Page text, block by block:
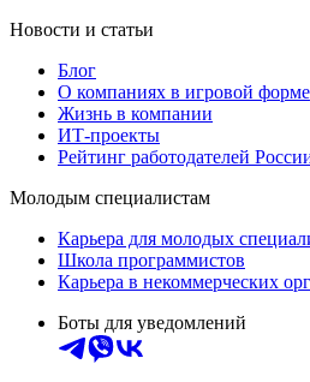
Новости и статьи
Блог
О компаниях в игровой форме
Жизнь в компании
ИТ-проекты
Рейтинг работодателей
Молодым специалистам
Карьера для молодых
Школа программистов
Карьера в некоммерческих
Боты для уведомлений